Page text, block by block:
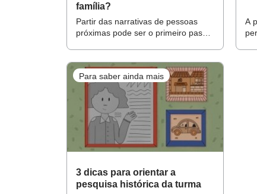
família?
Partir das narrativas de pessoas
próximas pode ser o primeiro passo
A
Para saber ainda mais
3 dicas para orientar a
pesquisa histórica da turma